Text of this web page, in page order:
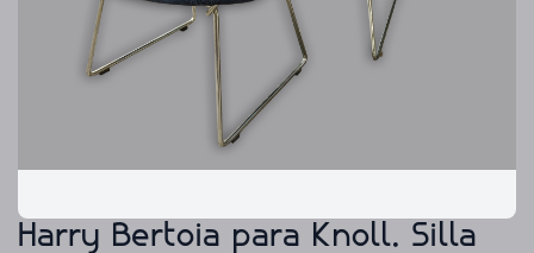
Harry Bertoia para Knoll. Silla